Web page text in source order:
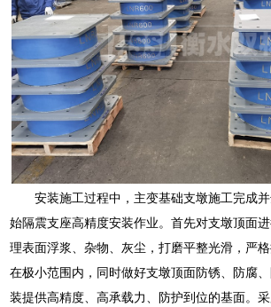
安装施工过程中，主变基础支墩施工完成
始隔震支座高精度安装作业。首先对支墩顶面
理表面浮浆、杂物、灰尘，打磨平整光滑，严
在极小范围内，同时做好支墩顶面防锈、防腐
装提供高精度、高承载力、防护到位的基面。